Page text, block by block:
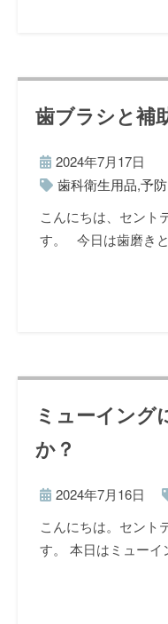
歯ブラシと補
2024年7月17日
歯科衛生用品,予防
こんにちは、セント
す。 今日は歯磨き
ミューイング
か？
2024年7月16日
こんにちは。セント
す。 本日はミュー